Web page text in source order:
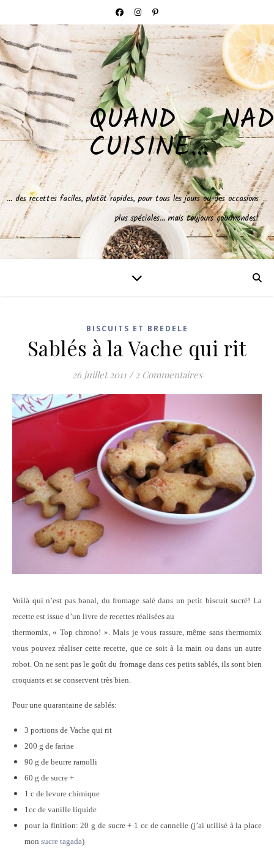
QUAND NAD
CUISINE…
… des recettes faciles, plutôt rapides, pour tous les jours ou des occasions
plus spéciales… mais toujours gourmandes!
BISCUITS ET BREDELE
Sablés à la Vache qui rit
26 juillet 2011 / 2 Commentaires
Voilà qui n’est pas banal, du fromage salé dans un petit biscuit sucré! La
recette est issue d’un livre de recettes réalisées au
thermomix, « Top chrono! ». Mais je vous rassure, même sans thermomix
vous pouvez réaliser cette recette, que ce soit à la main ou dans un autre
robot. On ne sent pas le goût du fromage dans ces petits sablés, ils sont bien
croquants et se conservent très bien.
Pour une quarantaine de sablés:
3 portions de Vache qui rit
200 g de farine
90 g de beurre ramolli
60 g de sucre +
1 c de levure chimique
1cc de vanille liquide
pour la finition: 20 g de sucre + 1 cc de cannelle (j’ai utilisé à la place
mon sucre tagada)